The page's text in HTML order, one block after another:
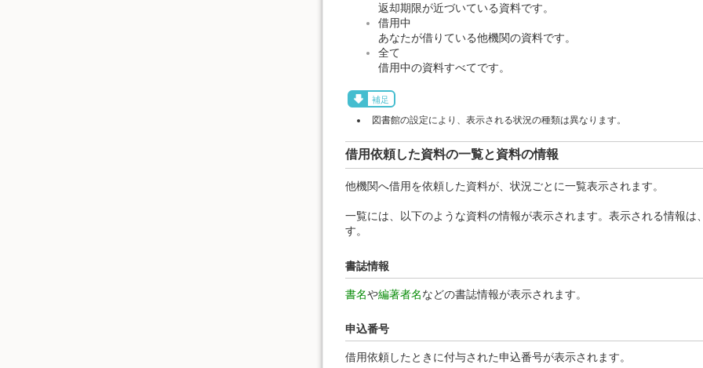
返却期限が近づいている資料です。
借用中
あなたが借りている他機関の資料です。
全て
借用中の資料すべてです。
補足
図書館の設定により、表示される状況の種類は異なります。
借用依頼した資料の一覧と資料の情報
他機関へ借用を依頼した資料が、状況ごとに一覧表示されます。
一覧には、以下のような資料の情報が表示されます。表示される情報
す。
書誌情報
書名や編著者名などの書誌情報が表示されます。
申込番号
借用依頼したときに付与された申込番号が表示されます。